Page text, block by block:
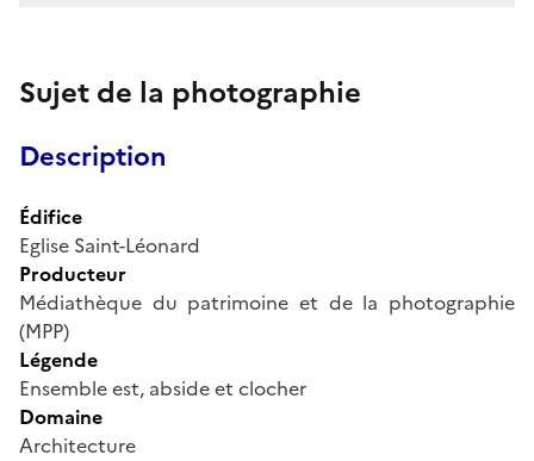
Sujet de la photographie
Description
Édifice
Eglise Saint-Léonard
Producteur
Médiathèque du patrimoine et de la photographie
(MPP)
Légende
Ensemble est, abside et clocher
Domaine
Architecture